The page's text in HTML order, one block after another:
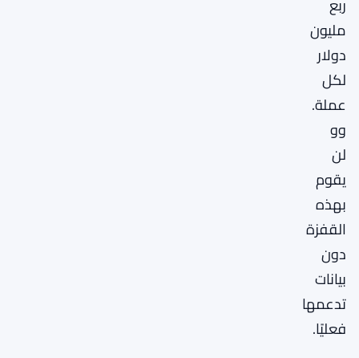
مليون
دولار
لكل
عملة.
وو
لن
يقوم
بهذه
القفزة
دون
بيانات
تدعمها
فعليًا.